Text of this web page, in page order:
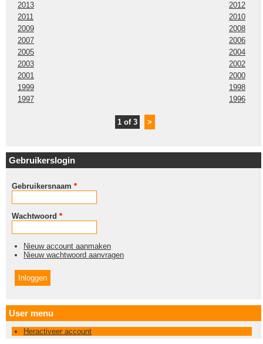
2013
2012
2011
2010
2009
2008
2007
2006
2005
2004
2003
2002
2001
2000
1999
1998
1997
1996
1 of 3 >
Gebruikerslogin
Gebruikersnaam *
Wachtwoord *
Nieuw account aanmaken
Nieuw wachtwoord aanvragen
User menu
Heractiveer account